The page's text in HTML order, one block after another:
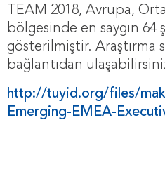
TEAM 2018, Avrupa,
bölgesinde en saygın 64
gösterilmiştir. Araştırma
bağlantıdan
http://tuyid.org/files/
Emerging-EMEA-